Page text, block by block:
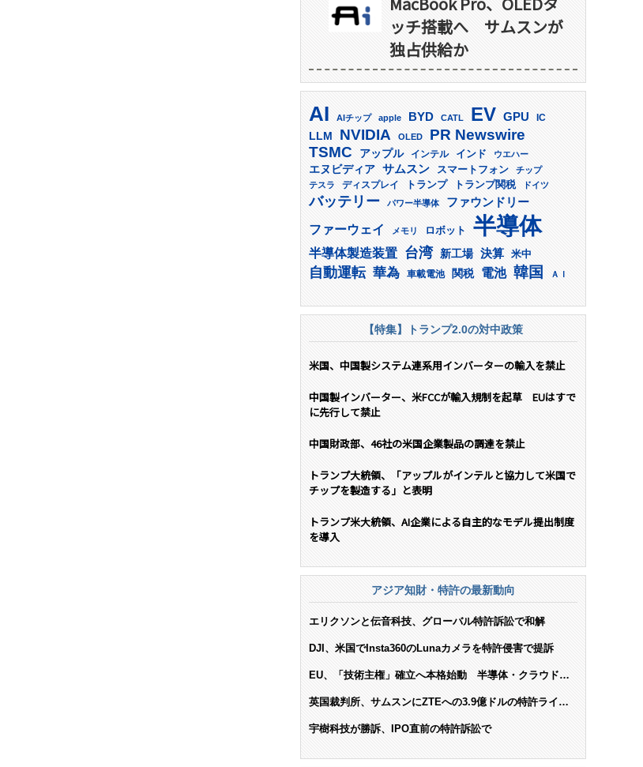
ッチ搭載へ サムスンが
独占供給か
AI AIチップ apple BYD CATL EV GPU IC
LLM NVIDIA OLED PR Newswire
TSMC アップル インテル インド ウエハー
エヌビディア サムスン スマートフォン
チップ
テスラ
ディスプレイ トランプ トランプ関税 ドイツ
バッテリー パワー半導体 ファウンドリー
ファーウェイ メモリ ロボット 半導体
半導体製造装置 台湾 新工場 決算 米中
自動運転 華為 車載電池 関税 電池 韓国 ＡＩ
【特集】トランプ2.0の対中政策
米国、中国製システム連系用インバーターの輸入を禁止
中国製インバーター、米FCCが輸入規制を起草 EUはすで
に先行して禁止
中国財政部、46社の米国企業製品の調達を禁止
トランプ大統領、「アップルがインテルと協力して米国で
チップを製造する」と表明
トランプ米大統領、AI企業による自主的なモデル提出制度
を導入
アジア知財・特許の最新動向
エリクソンと伝音科技、グローバル特許訴訟で和解
DJI、米国でInsta360のLunaカメラを特許侵害で提訴
EU、「技術主権」確立へ本格始動 半導体・クラウド・
英国裁判所、サムスンにZTEへの3.9億ドルの特許ライセ
宇樹科技が勝訴、IPO直前の特許訴訟で